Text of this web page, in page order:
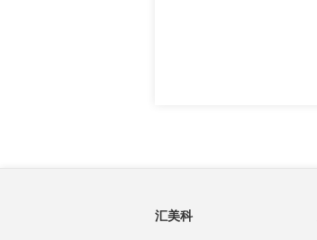
汇美科